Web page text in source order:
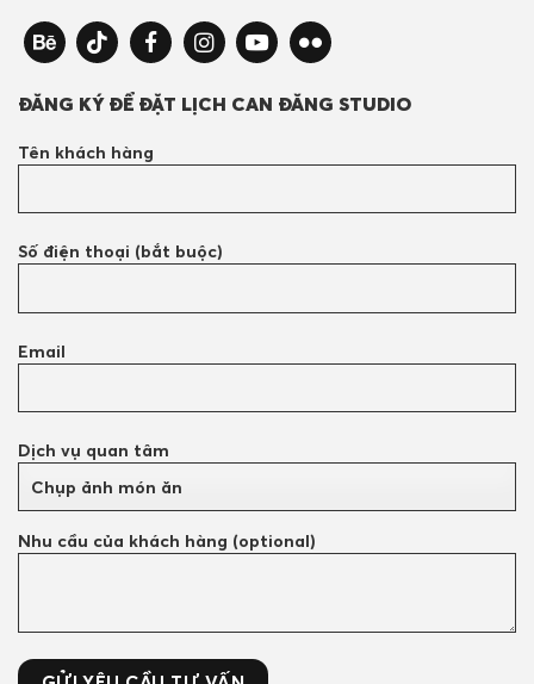
ĐĂNG KÝ ĐỂ ĐẶT LỊCH CAN ĐĂNG STUDIO
Tên khách hàng
Số điện thoại (bắt buộc)
Email
Dịch vụ quan tâm
Nhu cầu của khách hàng (optional)